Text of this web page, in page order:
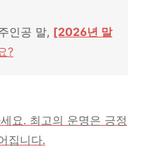
인공 말, [2026년 말
?
요. 최고의 운명은 긍정
집니다.